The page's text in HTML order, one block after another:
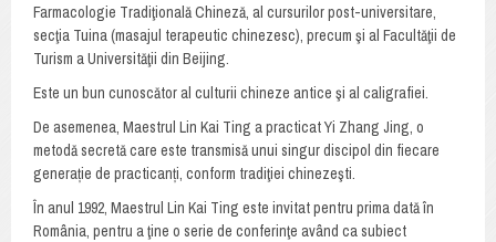
Farmacologie Tradiţională Chineză, al cursurilor post-universitare,
secţia Tuina (masajul terapeutic chinezesc), precum şi al Facultăţii de
Turism a Universităţii din Beijing.
Este un bun cunoscător al culturii chineze antice şi al caligrafiei.
De asemenea, Maestrul Lin Kai Ting a practicat Yi Zhang Jing, o
metodă secretă care este transmisă unui singur discipol din fiecare
generație de practicanți, conform tradiţiei chinezeşti.
În anul 1992, Maestrul Lin Kai Ting este invitat pentru prima dată în
România, pentru a ţine o serie de conferinţe având ca subiect